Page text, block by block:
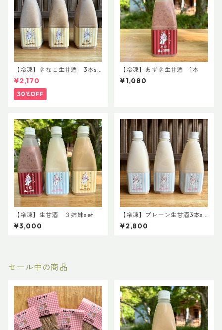
【冷凍】きなこ生甘酒 3本se
t 8/12まで
¥2,170
30%OFF
【冷凍】あずき生甘酒 1本
¥1,080
【冷凍】生甘酒 ３姉妹set
¥3,000
【冷凍】プレーン生甘酒3本se
t
¥2,800
セール中の商品